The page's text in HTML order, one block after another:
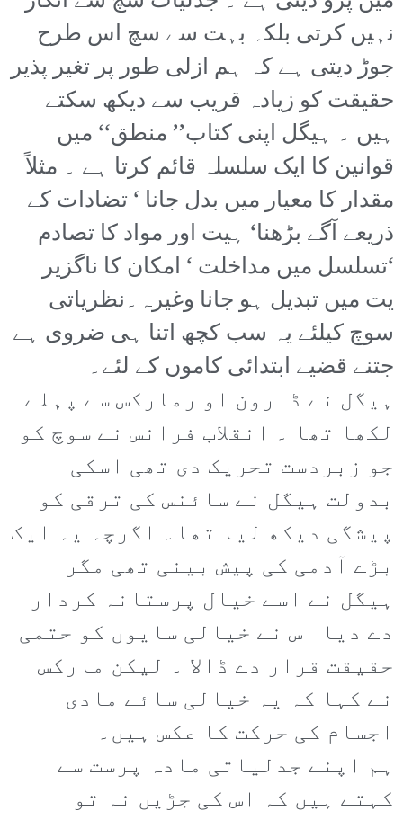
نہیں کرتی بلکہ بہت سے سچ اس طرح
جوڑ دیتی ہے کہ ہم ازلی طور پر تغیر پذیر
حقیقت کو زیادہ قریب سے دیکھ سکتے
ہیں ۔ ہیگل اپنی کتاب’’ منطق‘‘ میں
قوانین کا ایک سلسلہ قائم کرتا ہے ۔ مثلاً
مقدار کا معیار میں بدل جانا ‘ تضادات کے
ذریعے آگے بڑھنا‘ ہیت اور مواد کا تصادم
‘تسلسل میں مداخلت ‘ امکان کا ناگزیر
یت میں تبدیل ہو جانا وغیرہ۔نظریاتی
سوچ کیلئے یہ سب کچھ اتنا ہی ضروی ہے
جتنے قضیے ابتدائی کاموں کے لئے۔
ہیگل نے ڈارون او رمارکس سے پہلے
لکھا تھا ۔ انقلاب فرانس نے سوچ کو
جو زبردست تحریک دی تھی اسکی
بدولت ہیگل نے سائنس کی ترقی کو
پیشگی دیکھ لیا تھا۔ اگرچہ یہ ایک
بڑے آدمی کی پیش بینی تھی مگر
ہیگل نے اسے خیال پرستانہ کردار
دے دیا اس نے خیالی سایوں کو حتمی
حقیقت قرار دے ڈالا ۔ لیکن مارکس
نے کہا کہ یہ خیالی سائے مادی
اجسام کی حرکت کا عکس ہیں۔
ہم اپنے جدلیاتی مادہ پرست سے
کہتے ہیں کہ اس کی جڑیں نہ تو